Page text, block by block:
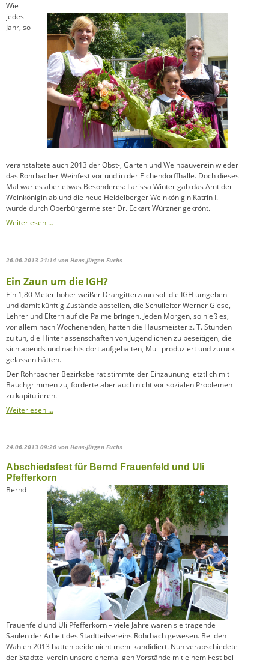
Wie
jedes
Jahr, so
veranstaltete auch 2013 der Obst-, Garten und Weinbauverein wieder
das Rohrbacher Weinfest vor und in der Eichendorffhalle. Doch dieses
Mal war es aber etwas Besonderes: Larissa Winter gab das Amt der
Weinkönigin ab und die neue Heidelberger Weinkönigin Katrin I.
wurde durch Oberbürgermeister Dr. Eckart Würzner gekrönt.
Weiterlesen …
26.06.2013 21:14 von Hans-Jürgen Fuchs
Ein Zaun um die IGH?
Ein 1,80 Meter hoher weißer Drahgitterzaun soll die IGH umgeben
und damit künftig Zustände abstellen, die Schulleiter Werner Giese,
Lehrer und Eltern auf die Palme bringen. Jeden Morgen, so hieß es,
vor allem nach Wochenenden, hätten die Hausmeister z. T. Stunden
zu tun, die Hinterlassenschaften von Jugendlichen zu beseitigen, die
sich abends und nachts dort aufgehalten, Müll produziert und zurück
gelassen hätten.
Der Rohrbacher Bezirksbeirat stimmte der Einzäunung letztlich mit
Bauchgrimmen zu, forderte aber auch nicht vor sozialen Problemen
zu kapitulieren.
Weiterlesen …Ein
IGH?
24.06.2013 09:26 von Hans-Jürgen Fuchs
Abschiedsfest für Bernd Frauenfeld und Uli
Pfefferkorn
Bernd
Frauenfeld und Uli Pfefferkorn – viele Jahre waren sie tragende
Säulen der Arbeit des Stadtteilvereins Rohrbach gewesen. Bei den
Wahlen 2013 hatten beide nicht mehr kandidiert. Nun verabschiedete
der Stadtteilverein unsere ehemaligen Vorstände mit einem Fest bei